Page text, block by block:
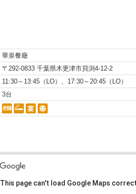
華泉餐廰
〒292-0833 千葉県木更津市貝渕4-12-2
11:30～13:45（LO）、17:30～20:45（LO）
3台
This page can't load Google Maps